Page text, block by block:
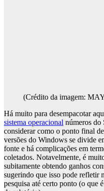
(Crédito da imagem:
Há muito para desempacotar
sistema operacional números do
considerar como o ponto final
versões do Windows se divide
fonte e há complicações em
coletados. Notavelmente, é
subitamente obtendo ganhos
sugerindo que isso pode refletir
pesquisa até certo ponto (o que